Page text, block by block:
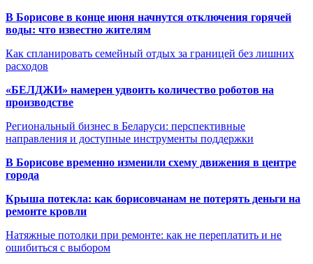
В Борисове в конце июня начнутся отключения горячей
воды: что известно жителям
Как спланировать семейный отдых за границей без лишних
расходов
«БЕЛДЖИ» намерен удвоить количество роботов на
производстве
Региональный бизнес в Беларуси: перспективные
направления и доступные инструменты поддержки
В Борисове временно изменили схему движения в центре
города
Крыша потекла: как борисовчанам не потерять деньги на
ремонте кровли
Натяжные потолки при ремонте: как не переплатить и не
ошибиться с выбором